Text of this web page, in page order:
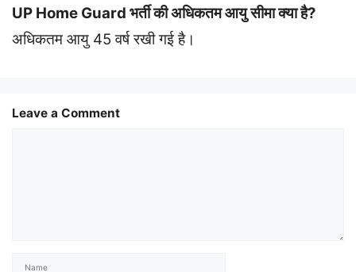
UP Home Guard भर्ती की अधिकतम आयु सीमा क्या है?
अधिकतम आयु 45 वर्ष रखी गई है।
Leave a Comment